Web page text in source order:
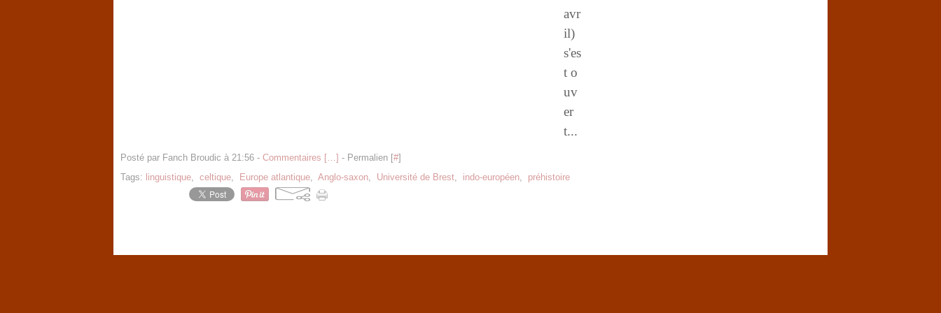
avr
il)
s'es
t o
uv
er
t...
Posté par Fanch Broudic à 21:56 - Commentaires […] - Permalien [#]
Tags: linguistique, celtique, Europe atlantique, Anglo-saxon, Université de Brest, indo-européen, préhistoire